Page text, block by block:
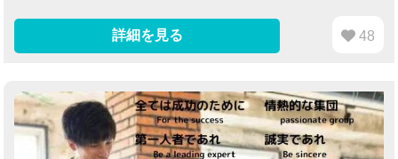
詳細を見る 48